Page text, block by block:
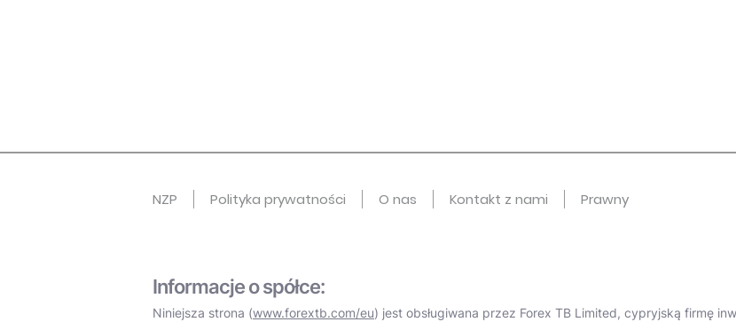
NZP Polityka prywatności O nas Kontakt z nami Prawny
Informacje o spółce:
Niniejsza strona (www.forextb.com/eu) jest obsługiwana przez Forex TB Limited, cypryjską firmę